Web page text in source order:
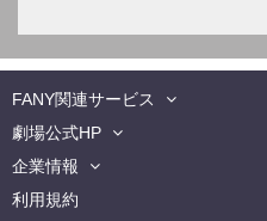
FANY関連サービス
劇場公式HP
企業情報
利用規約